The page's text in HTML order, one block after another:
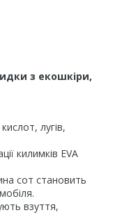
з екошкіри,
лугів,
килимків EVA
сот становить
взуття,